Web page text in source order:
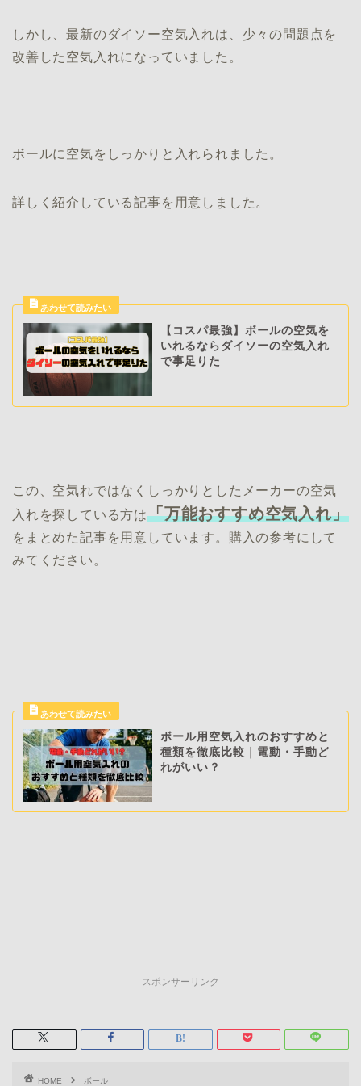
しかし、最新のダイソー空気入れは、少々の問題点を
改善した空気入れになっていました。
ボールに空気をしっかりと入れられました。
詳しく紹介している記事を用意しました。
【コスパ最強】ボールの空気を
いれるならダイソーの空気入れ
で事足りた
この、空気れではなくしっかりとしたメーカーの空気
入れを探している方は「万能おすすめ空気入れ」
をまとめた記事を用意しています。購入の参考にして
みてください。
ボール用空気入れのおすすめと
種類を徹底比較｜電動・手動ど
れがいい？
スポンサーリンク
HOME ボール